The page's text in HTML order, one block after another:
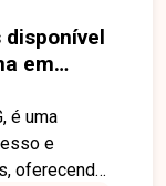
em
é uma
e
oferecendo